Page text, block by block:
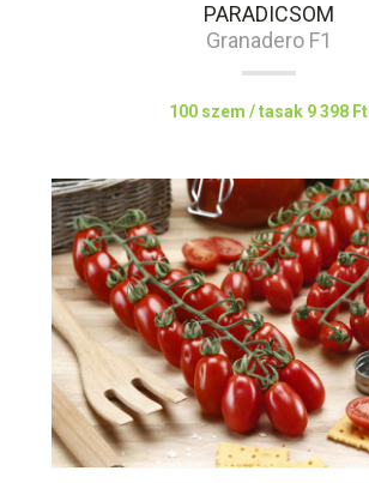
PARADICSOM
Granadero F1
100 szem / tasak 9 398 Ft